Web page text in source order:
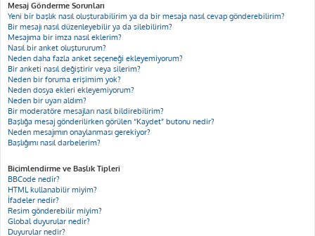
Mesaj Gönderme Sorunları
Yeni bir başlık nasıl oluşturabilirim ya da bir mesaja nasıl cevap gönderebilirim?
Bir mesajı nasıl düzenleyebilir ya da silebilirim?
Mesajıma bir imza nasıl eklerim?
Nasıl bir anket oluştururum?
Neden daha fazla anket seçeneği ekleyemiyorum?
Bir anketi nasıl değiştirir veya silerim?
Neden bir foruma erişimim yok?
Neden dosya ekleri ekleyemiyorum?
Neden bir uyarı aldım?
Bir moderatöre mesajları nasıl bildirebilirim?
Başlığa mesaj gönderilirken görülen “Kaydet” butonu nedir?
Neden mesajımın onaylanması gerekiyor?
Başlığımı nasıl darbelerim?
Biçimlendirme ve Başlık Tipleri
BBCode nedir?
HTML kullanabilir miyim?
İfadeler nedir?
Resim gönderebilir miyim?
Global duyurular nedir?
Duyurular nedir?